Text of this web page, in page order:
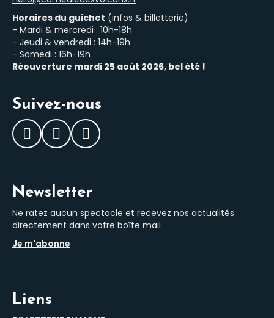
Horaires du guichet (infos & billetterie)
- Mardi & mercredi : 10h-18h
- Jeudi & vendredi : 14h-19h
- Samedi : 16h-19h
Réouverture mardi 25 août 2026, bel été !
Suivez-nous
Facebook
InstagramLinkedIn
Newsletter
Ne ratez aucun spectacle et recevez nos actualités
directement dans votre boîte mail
Je m'abonne
Liens